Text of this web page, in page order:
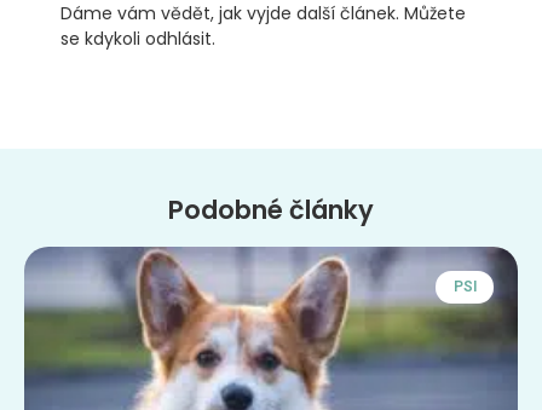
Dáme vám vědět, jak vyjde další článek. Můžete
se kdykoli odhlásit.
Podobné články
PSI